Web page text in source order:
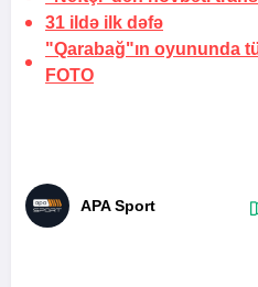
31 ildə ilk dəfə
"Qarabağ"ın oyununda
FOTO
APA Sport